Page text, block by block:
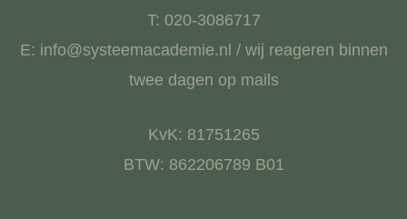
T: 020-3086717
E: info@systeemacademie.nl / wij reageren binnen
twee dagen op mails
KvK: 81751265
BTW: 862206789 B01